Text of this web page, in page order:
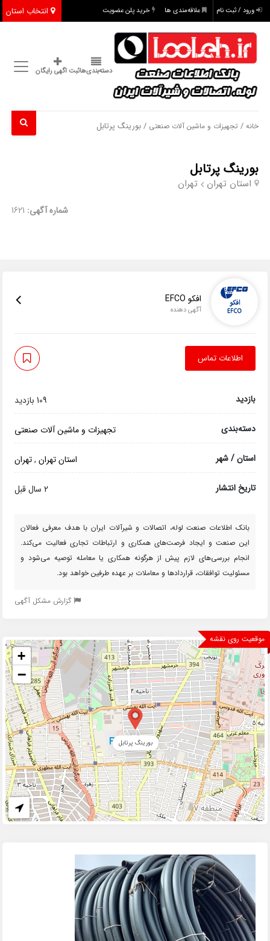
انتخاب استان ورود / ثبت نام علاقه‌مندی ها خرید پلن عضویت
دسته‌بندی‌هاثبت اگهی رایگان
خانه / تجهیزات و ماشین آلات صنعتی / بورینگ پرتابل
بورینگ پرتابل
استان تهران تهران
شماره آگهی: 1621
افکو EFCO
آگهی دهنده
اطلاعات تماس
بازدید 109 بازدید
دسته‌بندی تجهیزات و ماشین آلات صنعتی
استان / شهر استان تهران,تهران
تاریخ انتشار 2 سال قبل
بانک اطلاعات صنعت لوله، اتصالات و شیرآلات ایران با هدف معرفی فعالان
این صنعت و ایجاد فرصت‌های همکاری و ارتباطات تجاری فعالیت می‌کند.
انجام بررسی‌های لازم پیش از هرگونه همکاری یا معامله توصیه می‌شود و
مسئولیت توافقات، قراردادها و معاملات بر عهده طرفین خواهد بود.
گزارش مشکل آگهی
موقعیت روی نقشه
بورینگ پرتابل
+
−